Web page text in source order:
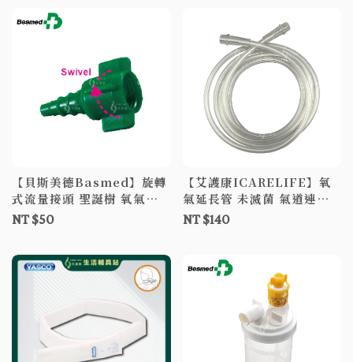
【貝斯美德Basmed】旋轉
式流量接頭 聖誕樹 氧氣機
配件
NT $50
【艾護康ICARELIFE】氧
氣延長管 未滅菌 氣道連接
器 氧氣管
NT $140